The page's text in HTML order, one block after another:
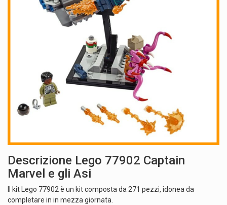
Descrizione Lego 77902 Captain
Marvel e gli Asi
Il kit Lego 77902 è un kit composta da 271 pezzi, idonea da
completare in in mezza giornata.